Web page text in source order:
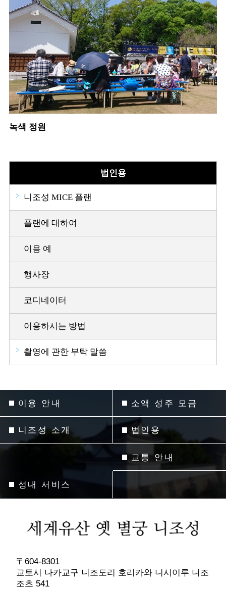
녹색 정원
법인용
니조성 MICE 플랜
플랜에 대하여
이용 예
행사장
코디네이터
이용하시는 방법
촬영에 관한 부탁 말씀
이용 안내
니조성 소개
성내 서비스
소액 성주 모금
법인용
교통 안내
〒604-8301
교토시 나카교구 니조도리 호리카와 니시이루 니조
조초 541